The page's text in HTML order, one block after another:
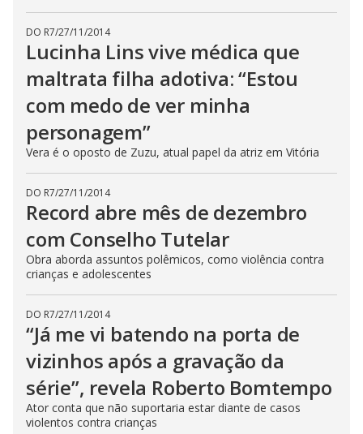
DO R7/27/11/2014
Lucinha Lins vive médica que
maltrata filha adotiva: “Estou
com medo de ver minha
personagem”
Vera é o oposto de Zuzu, atual papel da atriz em Vitória
DO R7/27/11/2014
Record abre mês de dezembro
com Conselho Tutelar
Obra aborda assuntos polêmicos, como violência contra
crianças e adolescentes
DO R7/27/11/2014
“Já me vi batendo na porta de
vizinhos após a gravação da
série”, revela Roberto Bomtempo
Ator conta que não suportaria estar diante de casos
violentos contra crianças